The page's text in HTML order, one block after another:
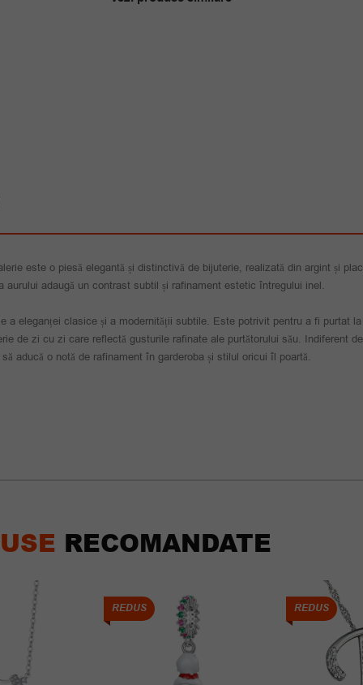
este o piesă elegantă și distinctivă de bijuterie, realizată din argint și
aurului adaugă un contrast subtil și rafinament estetic întregului inel.
a eleganței clasice și a modernității subtile. Este potrivit pentru a fi purtat
de zi cu zi care reflectă gusturile rafinate ale purtătorului său. Indiferent
aducă o notă de rafinament în garderoba și stilul oricui îl poartă.
RECOMANDATE
REDUS REDUS